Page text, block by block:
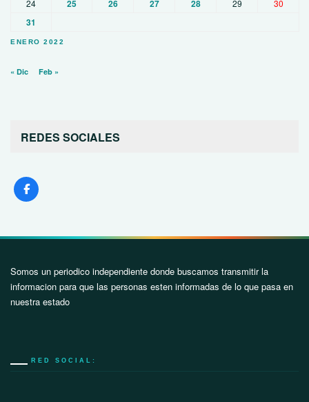
ENERO 2022
24 25 26 27 28 29 30
31
« Dic Feb »
REDES SOCIALES
Somos un periodico independiente donde buscamos transmitir la
informacion para que las personas esten informadas de lo que pasa en
nuestra estado
RED SOCIAL: